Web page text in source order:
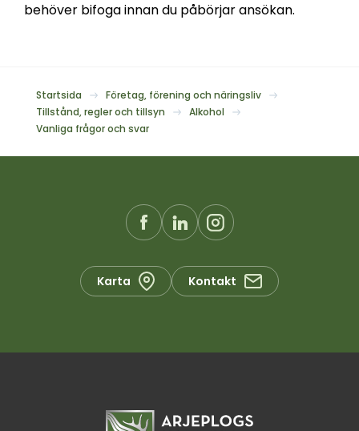
behöver bifoga innan du påbörjar ansökan.
Startsida
Företag, förening och näringsliv
Tillstånd, regler och tillsyn
Alkohol
Vanliga frågor och svar
Karta Kontakt